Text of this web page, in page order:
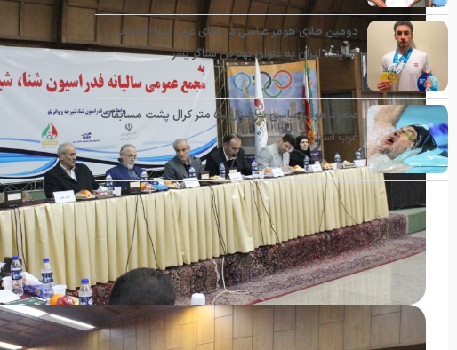
دومین طلای هومر عباسی در شنای غرب آسیا؛ انتخاب
نماینده ایران به عنوان بهترین شناگر پسر
صعود هومر عباسی به فینال ۵۰ متر کرال پشت مسابقات
غرب آسیا